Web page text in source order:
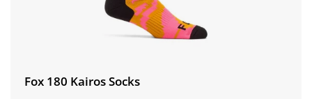
Fox 180 Kairos Socks